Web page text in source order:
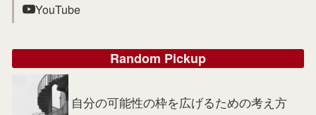
YouTube
Random Pickup
自分の可能性の枠を広げるための考え方